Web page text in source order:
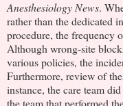
Anesthesiology News.
rather than the dedicated
procedure, the frequency
Although wrong-site
various policies, the
Furthermore, review of
instance, the care team